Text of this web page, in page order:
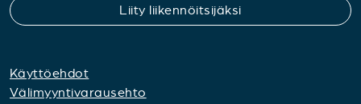
Liity liikennöitsijäksi
Käyttöehdot
Välimyyntivarausehto